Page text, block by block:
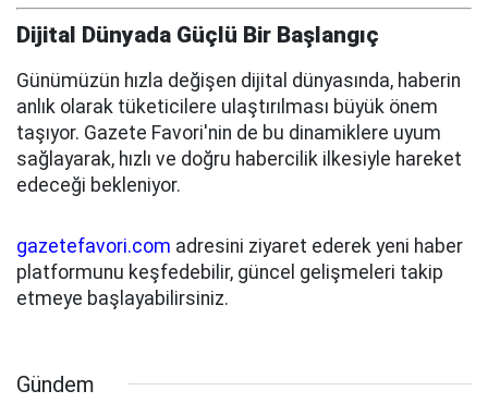
Dijital Dünyada Güçlü Bir Başlangıç
Günümüzün hızla değişen dijital dünyasında, haberin
anlık olarak tüketicilere ulaştırılması büyük önem
taşıyor. Gazete Favori'nin de bu dinamiklere uyum
sağlayarak, hızlı ve doğru habercilik ilkesiyle hareket
edeceği bekleniyor.
gazetefavori.com adresini ziyaret ederek yeni haber
platformunu keşfedebilir, güncel gelişmeleri takip
etmeye başlayabilirsiniz.
Gündem